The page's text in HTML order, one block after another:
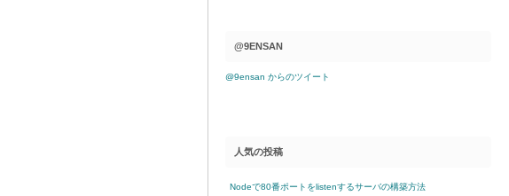
@9ENSAN
@9ensan からのツイート
人気の投稿
Nodeで80番ポートをlistenするサーバの構築方法